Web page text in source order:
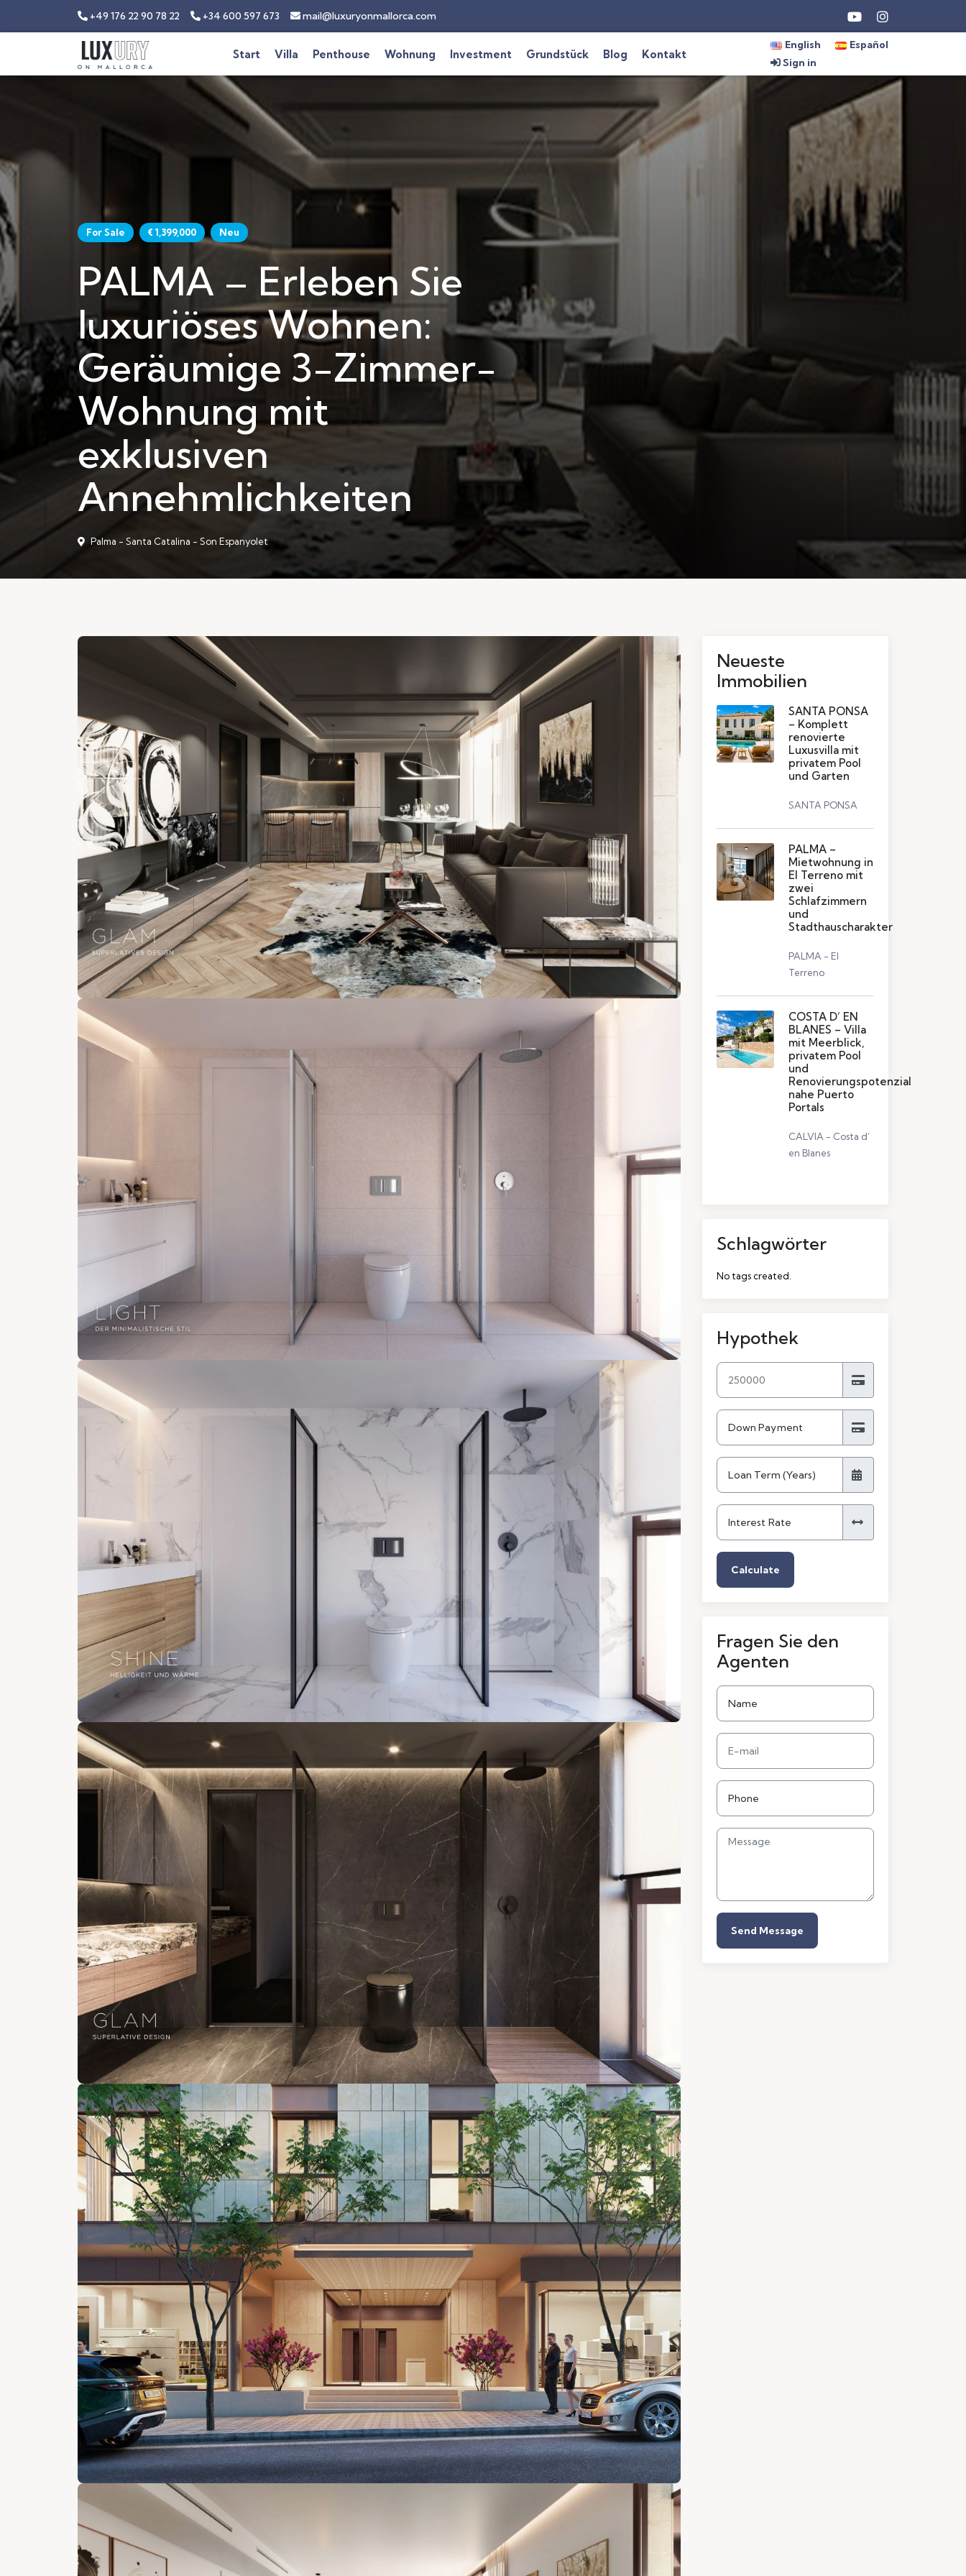
+49 176 22 90 78 22 +34 600 597 673 mail@luxuryonmallorca.com
Start Villa Penthouse Wohnung Investment Grundstück Blog Kontakt
English
Español
Sign in
For Sale € 1,399,000 Neu
PALMA – Erleben Sie
luxuriöses Wohnen:
Geräumige 3-Zimmer-
Wohnung mit
exklusiven
Annehmlichkeiten
Palma - Santa Catalina - Son Espanyolet
Neueste
Immobilien
SANTA PONSA
– Komplett
renovierte
Luxusvilla mit
privatem Pool
und Garten
SANTA PONSA
PALMA –
Mietwohnung in
El Terreno mit
zwei
Schlafzimmern
und
Stadthauscharakter
PALMA - El
Terreno
COSTA D’ EN
BLANES – Villa
mit Meerblick,
privatem Pool
und
Renovierungspotenzial
nahe Puerto
Portals
CALVIA - Costa d’
en Blanes
Schlagwörter
No tags created.
Hypothek
Calculate
Fragen Sie den
Agenten
Send Message